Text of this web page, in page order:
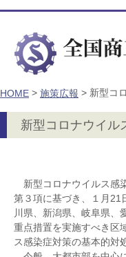
HOME > 施策広報 > 新型コ
新型コロナウイル
新型コロナウイルス感
第３項に基づき、１月21
川県、新潟県、岐阜県、
重点措置を実施すべき区
ス感染症対策の基本的対